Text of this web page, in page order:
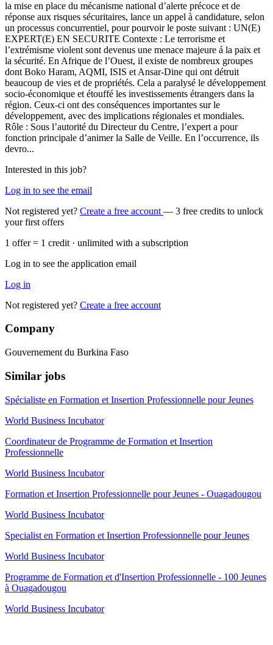
la mise en place du mécanisme national d’alerte précoce et de
réponse aux risques sécuritaires, lance un appel à candidature, selon
un processus concurrentiel, pour pourvoir le poste suivant : UN(E)
EXPERT(E) EN SECURITE Contexte : Le terrorisme et
l’extrémisme violent sont devenus une menace majeure á la paix et
la sécurité. En Afrique de l’Ouest, il existe de nombreux groupes
dont Boko Haram, AQMI, ISIS et Ansar-Dine qui ont détruit
beaucoup de vies et de propriétés. Cela a paralysé le développement
socio-économique et étouffé les investissements étrangers dans la
région. Ceux-ci ont des conséquences importantes sur le
développement, avec des implications régionales et mondiales.
Rôle : Sous l’autorité du Directeur du Centre, l’expert a pour
fonction principale d’animer la Salle de Veille. En l’occurrence, ils
devro...
Interested in this job?
Log in to see the email
Not registered yet? Create a free account — 3 free credits to unlock
your first offers
1 offer = 1 credit · unlimited with a subscription
Log in to see the application email
Log in
Not registered yet? Create a free account
Company
Gouvernement du Burkina Faso
Similar jobs
Spécialiste en Formation et Insertion Professionnelle pour Jeunes
World Business Incubator
Coordinateur de Programme de Formation et Insertion
Professionnelle
World Business Incubator
Formation et Insertion Professionnelle pour Jeunes - Ouagadougou
World Business Incubator
Specialist en Formation et Insertion Professionnelle pour Jeunes
World Business Incubator
Programme de Formation et d'Insertion Professionnelle - 100 Jeunes
à Ouagadougou
World Business Incubator